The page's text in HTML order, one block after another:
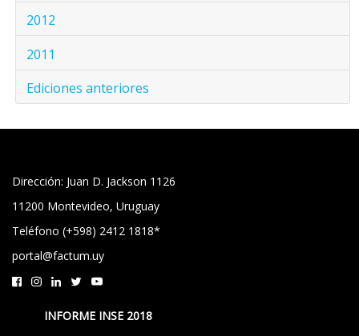
2012
2011
Ediciones anteriores
Dirección: Juan D. Jackson 1126
11200 Montevideo, Uruguay
Teléfono (+598) 2412 1818*
portal@factum.uy
INFORME INSE 2018